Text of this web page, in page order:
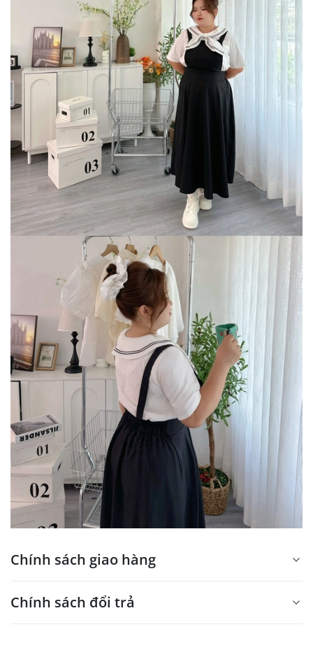
Chính sách giao hàng
Xin mời nhập nội dungtại đây
Chính sách đổi trả